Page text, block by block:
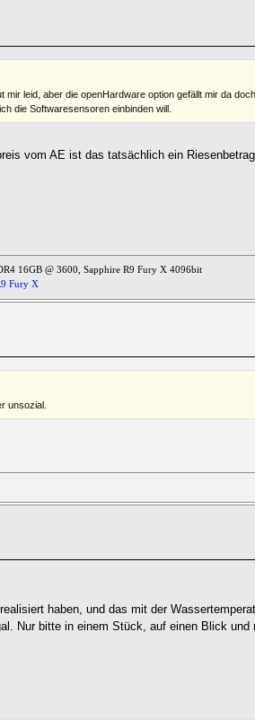
leid, aber die openHardware option gefällt mir da
die Softwaresensoren einbinden will.
vom AE ist das tatsächlich ein
16GB @ 3600, Sapphire R9 Fury X 4096bit
Fury X
unsozial.
haben, und das mit der
Nur bitte in einem Stück, auf einen Blick und